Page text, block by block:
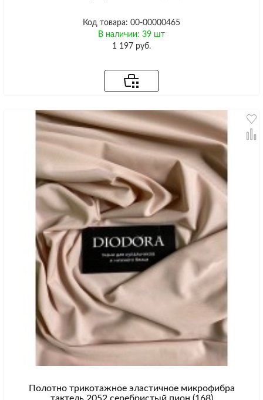
Код товара: 00-00000465
В наличии: 39 шт
1 197 руб.
Полотно трикотажное эластичное микрофибра
тактель 2052 серебристый пион (168)